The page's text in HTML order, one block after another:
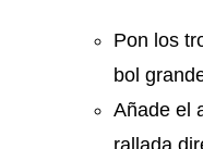
Pon los
bol
Añade el
rallada